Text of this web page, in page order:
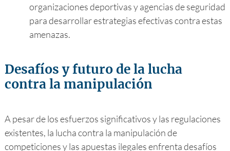
organizaciones deportivas y agencias de seguridad
para desarrollar estrategias efectivas contra estas
amenazas.
Desafíos y futuro de la lucha
contra la manipulación
A pesar de los esfuerzos significativos y las regulaciones
existentes, la lucha contra la manipulación de
competiciones y las apuestas ilegales enfrenta desafíos